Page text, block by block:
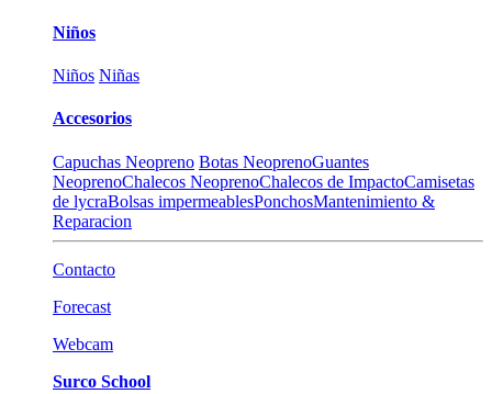
Niños
Niños Niñas
Accesorios
Capuchas Neopreno Botas NeoprenoGuantes
NeoprenoChalecos NeoprenoChalecos de ImpactoCamisetas
de lycraBolsas impermeablesPonchosMantenimiento &
Reparacion
Contacto
Forecast
Webcam
Surco School